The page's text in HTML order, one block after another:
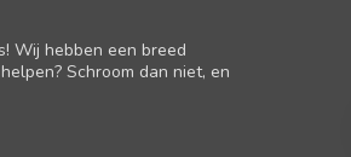
Wij hebben een breed
Schroom dan niet, en